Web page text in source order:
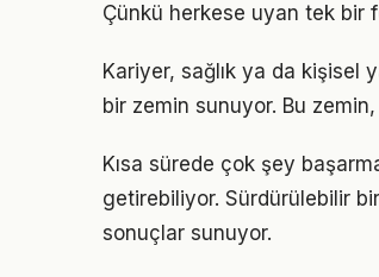
Çünkü herkese uyan tek bir
Kariyer, sağlık ya da kişisel
bir zemin sunuyor. Bu
Kısa sürede çok şey
getirebiliyor. Sürdürülebilir
sonuçlar sunuyor.